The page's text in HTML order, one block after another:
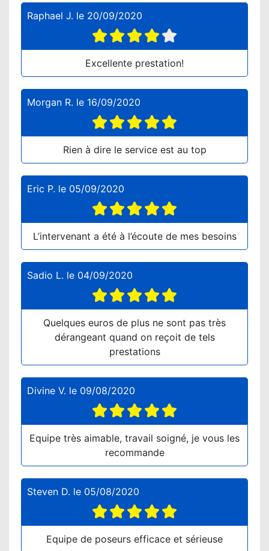
Raphael J. le 20/09/2020
Excellente prestation!
Morgan R. le 16/09/2020
Rien à dire le service est au top
Eric P. le 05/09/2020
L’intervenant a été à l’écoute de mes besoins
Sadio L. le 04/09/2020
Quelques euros de plus ne sont pas très
dérangeant quand on reçoit de tels
prestations
Divine V. le 09/08/2020
Equipe très aimable, travail soigné, je vous les
recommande
Steven D. le 05/08/2020
Equipe de poseurs efficace et sérieuse